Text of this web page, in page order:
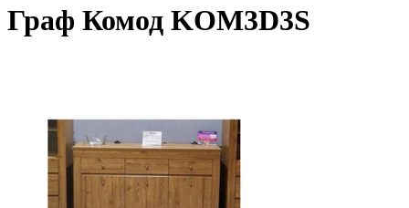
Граф Комод KOM3D3S